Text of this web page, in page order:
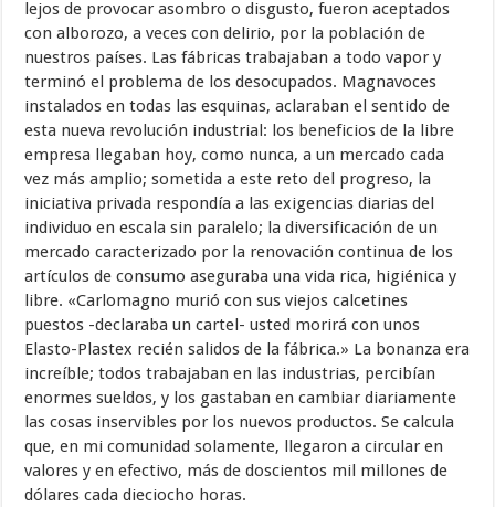
lejos de provocar asombro o disgusto, fueron aceptados
con alborozo, a veces con delirio, por la población de
nuestros países. Las fábricas trabajaban a todo vapor y
terminó el problema de los desocupados. Magnavoces
instalados en todas las esquinas, aclaraban el sentido de
esta nueva revolución industrial: los beneficios de la libre
empresa llegaban hoy, como nunca, a un mercado cada
vez más amplio; sometida a este reto del progreso, la
iniciativa privada respondía a las exigencias diarias del
individuo en escala sin paralelo; la diversificación de un
mercado caracterizado por la renovación continua de los
artículos de consumo aseguraba una vida rica, higiénica y
libre. «Carlomagno murió con sus viejos calcetines
puestos -declaraba un cartel- usted morirá con unos
Elasto-Plastex recién salidos de la fábrica.» La bonanza era
increíble; todos trabajaban en las industrias, percibían
enormes sueldos, y los gastaban en cambiar diariamente
las cosas inservibles por los nuevos productos. Se calcula
que, en mi comunidad solamente, llegaron a circular en
valores y en efectivo, más de doscientos mil millones de
dólares cada dieciocho horas.